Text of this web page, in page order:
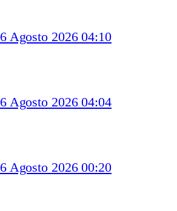
6 Agosto 2026 04:10
6 Agosto 2026 04:04
6 Agosto 2026 00:20